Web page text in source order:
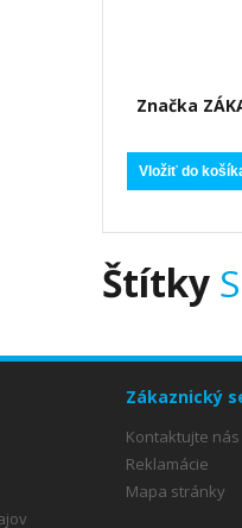
Značka
Vložiť do
Štítky
Zákaznický
Kontaktujte nás
Reklamácie
Mapa stránky